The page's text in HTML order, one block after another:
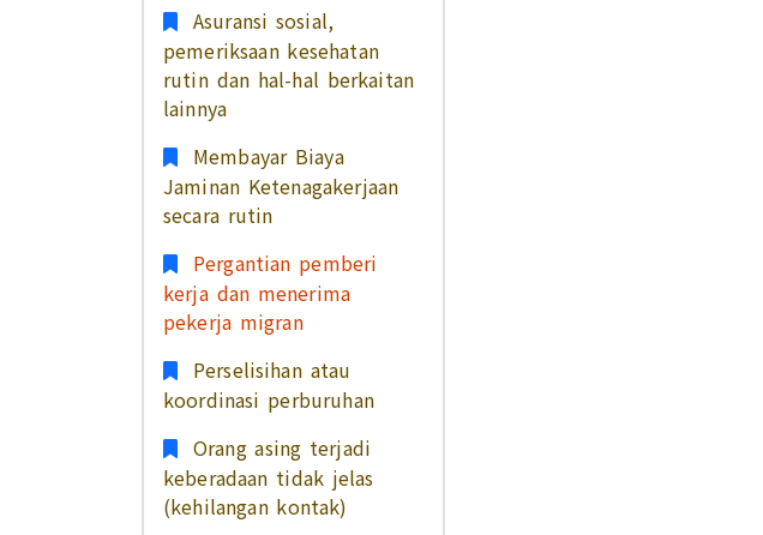
Asuransi sosial,
pemeriksaan kesehatan
rutin dan hal-hal berkaitan
lainnya
Membayar Biaya
Jaminan Ketenagakerjaan
secara rutin
Pergantian pemberi
kerja dan menerima
pekerja migran
Perselisihan atau
koordinasi perburuhan
Orang asing terjadi
keberadaan tidak jelas
(kehilangan kontak)